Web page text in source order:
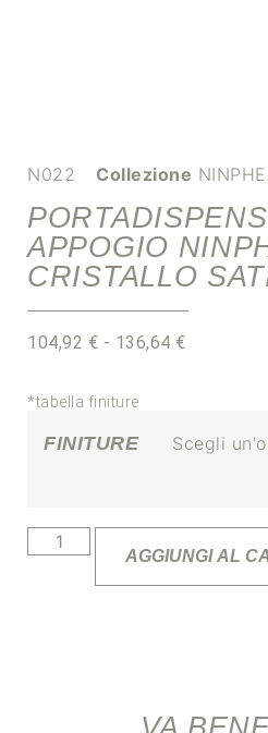
N022 Collezione
APPOGIO
CRISTALLO
104,92 € - 136,64 €
*tabella finiture
FINITURE
AGGIUNGI AL